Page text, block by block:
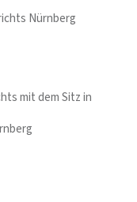
Nürnberg
mit dem Sitz in